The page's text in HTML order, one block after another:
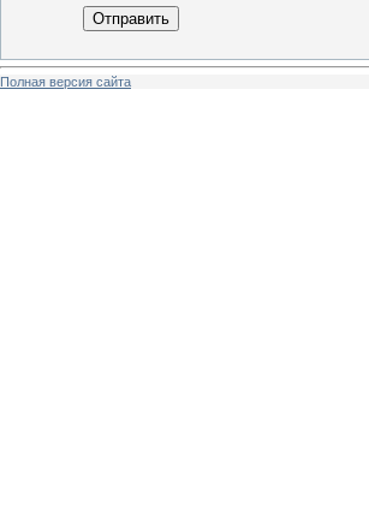
Отправить
Полная версия сайта